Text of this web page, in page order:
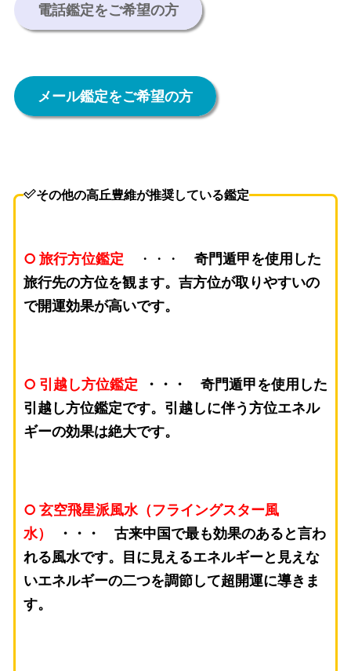
電話鑑定をご希望の方
メール鑑定をご希望の方
その他の高丘豊維が推奨している鑑定
○ 旅行方位鑑定 ・・・ 奇門遁甲を使用した
旅行先の方位を観ます。吉方位が取りやすいの
で開運効果が高いです。
○ 引越し方位鑑定 ・・・ 奇門遁甲を使用した
引越し方位鑑定です。引越しに伴う方位エネル
ギーの効果は絶大です。
○ 玄空飛星派風水（フライングスター風
水）
・・・ 古来中国で最も効果のあると言わ
れる風水です。目に見えるエネルギーと見えな
いエネルギーの二つを調節して超開運に導きま
す。